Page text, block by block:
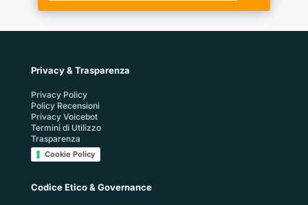
Privacy & Trasparenza
Privacy Policy
Policy Recensioni
Privacy Voicebot
Termini di Utilizzo
Trasparenza
Cookie Policy
Codice Etico & Governance